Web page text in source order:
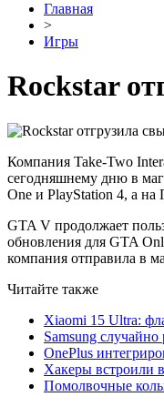
Главная
>
Игры
Rockstar
Компания Take-Two
сегодняшнему дню в
One и PlayStation 4, а
GTA V продолжает
обновления для GTA
компания отправила в
Читайте также
Xiaomi 15 Ultra:
Samsung
OnePlus
Хакеры встроили
Помолвочные